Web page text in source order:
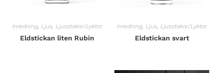
Inredning, Ljus, Ljusstakar/Lyktor
Eldstickan liten Rubin
Inredning, Ljus, Ljusstakar/Lyktor
Eldstickan svart